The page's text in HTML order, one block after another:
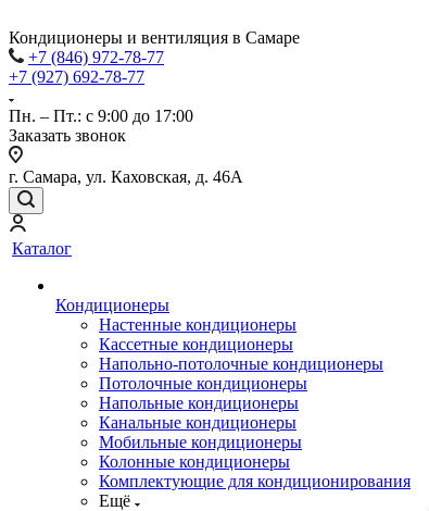
Кондиционеры и вентиляция в Самаре
+7 (846) 972-78-77
+7 (927) 692-78-77
Пн. – Пт.: с 9:00 до 17:00
Заказать звонок
г. Самара, ул. Каховская, д. 46А
Каталог
Кондиционеры
Настенные кондиционеры
Кассетные кондиционеры
Напольно-потолочные кондиционеры
Потолочные кондиционеры
Напольные кондиционеры
Канальные кондиционеры
Мобильные кондиционеры
Колонные кондиционеры
Комплектующие для кондиционирования
Ещё